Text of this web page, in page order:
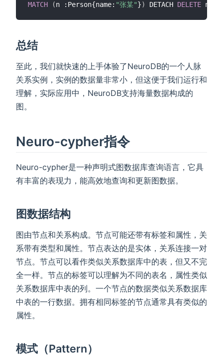
MATCH (n :Person{name: "张某"}) DETACH DELETE
总结
至此，我们就快速的上手体验了NeuroDB的一个人脉
关系实例，实例的数据量非常小，但这便于我们运行和
理解，实际应用中，NeuroDB支持海量数据构成的
图。
Neuro-cypher指令
Neuro-cypher是一种声明式图数据库查询语言，它具
有丰富的表现力，能高效地查询和更新图数据。
图数据结构
图由节点和关系构成。节点可能还带有标签和属性，关
系带有类型和属性。节点表达的是实体，关系连接一对
节点。节点可以看作类似关系数据库中的表，但又不完
全一样。节点的标签可以理解为不同的表名，属性类似
关系数据库中表的列。一个节点的数据类似关系数据库
中表的一行数据。拥有相同标签的节点通常具有类似的
属性。
模式（Pattern）